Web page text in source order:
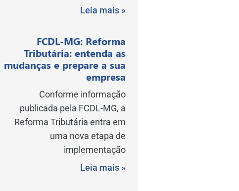
Leia mais »
FCDL-MG: Reforma
Tributária: entenda as
mudanças e prepare a sua
empresa
Conforme informação
publicada pela FCDL-MG, a
Reforma Tributária entra em
uma nova etapa de
implementação
Leia mais »